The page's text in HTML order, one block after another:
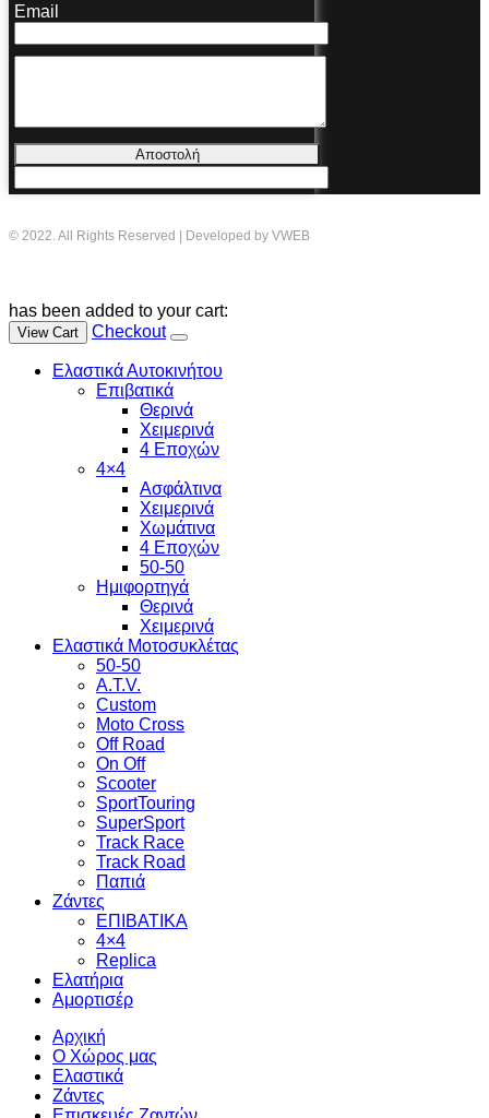
Email
Αποστολή
© 2022. All Rights Reserved | Developed by VWEB
has been added to your cart:
View Cart Checkout
Ελαστικά Αυτοκινήτου
Επιβατικά
Θερινά
Χειμερινά
4 Εποχών
4×4
Ασφάλτινα
Χειμερινά
Χωμάτινα
4 Εποχών
50-50
Ημιφορτηγά
Θερινά
Χειμερινά
Ελαστικά Μοτοσυκλέτας
50-50
A.T.V.
Custom
Moto Cross
Off Road
On Off
Scooter
SportTouring
SuperSport
Track Race
Track Road
Παπιά
Ζάντες
ΕΠΙΒΑΤΙΚΑ
4×4
Replica
Ελατήρια
Αμορτισέρ
Αρχική
Ο Χώρος μας
Ελαστικά
Ζάντες